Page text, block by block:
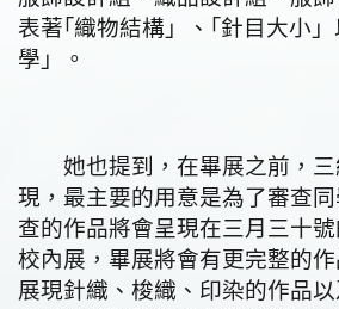
表著｢織物結構」、｢針目大小
學」。
她也提到，在畢展之前，三
現，最主要的用意是為了審查
查的作品將會呈現在三月三十
校內展，畢展將會有更完整的
展現針織、梭織、印染的作品以